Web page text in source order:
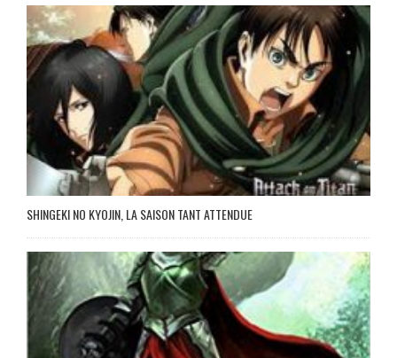
SHINGEKI NO KYOJIN, LA SAISON TANT ATTENDUE